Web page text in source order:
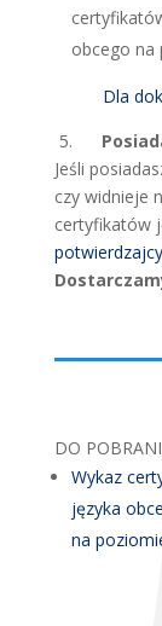
obcego na
Dla
5.
Jeśli
czy widnieje
certyfikatów
DO
Wykaz
języka
na